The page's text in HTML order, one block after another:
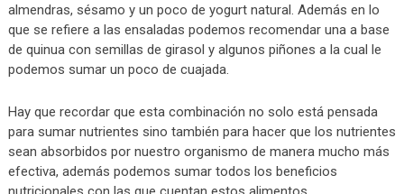
almendras, sésamo y un poco de yogurt natural. Además en lo
que se refiere a las ensaladas podemos recomendar una a base
de quinua con semillas de girasol y algunos piñones a la cual le
podemos sumar un poco de cuajada.
Hay que recordar que esta combinación no solo está pensada
para sumar nutrientes sino también para hacer que los nutrientes
sean absorbidos por nuestro organismo de manera mucho más
efectiva, además podemos sumar todos los beneficios